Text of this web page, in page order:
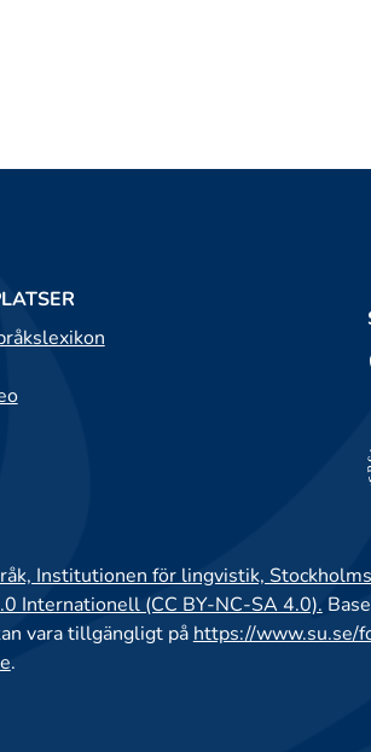
Institutionen för lingvistik,
Internationell (CC BY-NC-SA 4.0).
vara tillgängligt på https://www.su.se/
.